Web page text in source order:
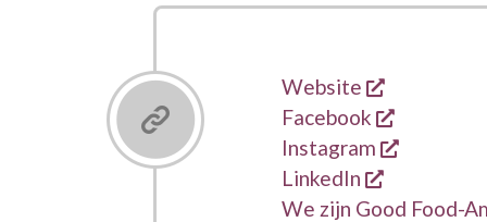
Links
Website
opent een
Facebook
opent
Instagram
opent
LinkedIn
opent een
We zijn Good Food-